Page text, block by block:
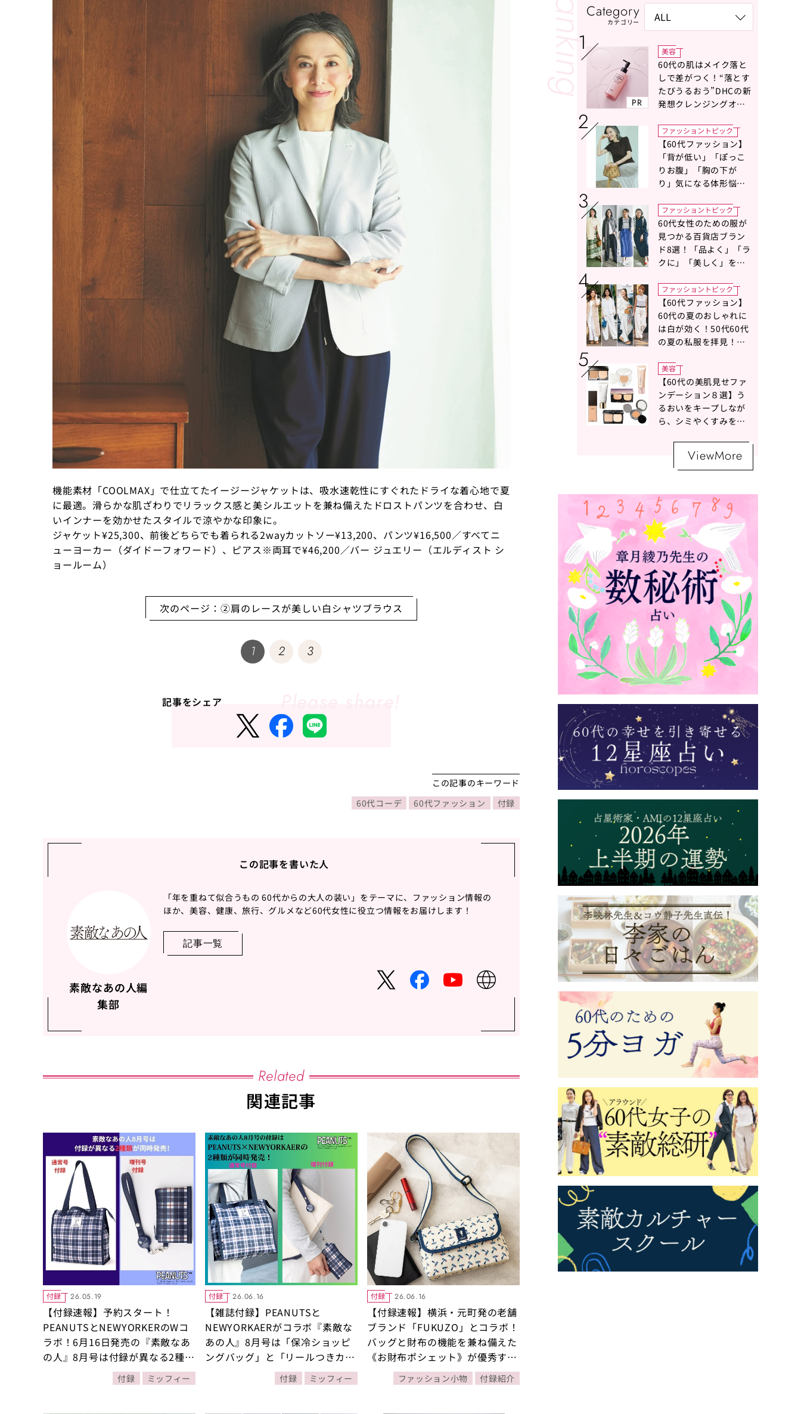
機能素材「COOLMAX」で仕立てたイージージャケットは、吸水速乾性にすぐれたドライな着心地で夏
に最適。滑らかな肌ざわりでリラックス感と美シルエットを兼ね備えたドロストパンツを合わせ、白
いインナーを効かせたスタイルで涼やかな印象に。
ジャケット¥25,300、前後どちらでも着られる2wayカットソー¥13,200、パンツ¥16,500／すべてニ
ューヨーカー（ダイドーフォワード）、ピアス※両耳で¥46,200／バー ジュエリー（エルディスト シ
ョールーム）
次のページ：②肩のレースが美しい白シャツブラウス
1 2 3
記事をシェア
この記事のキーワード
60代コーデ
60代ファッション 付録
この記事を書いた人
素敵なあの人編
集部
「年を重ねて似合うもの 60代からの大人の装い」をテーマに、ファッション情報の
ほか、美容、健康、旅行、グルメなど60代女性に役立つ情報をお届けします！
記事一覧
Related
関連記事
付録 26.05.19
【付録速報】予約スタート！
PEANUTSとNEWYORKERのWコ
ラボ！6月16日発売の『素敵なあ
の人』8月号は付録が異なる2種類
が登場【素敵なあの人2026年8月
付録 ミッフィー
付録 26.06.16
【雑誌付録】PEANUTSと
NEWYORKAERがコラボ『素敵な
あの人』8月号は「保冷ショッピ
ングバッグ」と「リールつきカー
ドケース」の2種類が発売！夏の
お出かけに便利です♪
付録 ミッフィー
付録 26.06.16
【付録速報】横浜・元町発の老舗
ブランド「FUKUZO」とコラボ！
バッグと財布の機能を兼ね備えた
《お財布ポシェット》が優秀すぎ
る！【素敵なあの人2026年9月号
付録】
ファッション小物 付録紹介
Category
カテゴリー
PR
美容
60代の肌はメイク落と
しで差がつく！“落とす
たびうるおう”DHCの新
発想クレンジングオイ
ファッショントピック
【60代ファッション】
「背が低い」「ぽっこ
りお腹」「胸の下が
り」気になる体形悩み
の選び方〉をスタイリ
スト地曳いく子さんが
アドバイス！
ファッショントピック
60代女性のための服が
見つかる百貨店ブラン
ド8選！「品よく」「ラ
クに」「美しく」を叶
ファッショントピック
【60代ファッション】
60代の夏のおしゃれに
は白が効く！50代60代
の夏の私服を拝見！白
の魔術】
美容
【60代の美肌見せファ
ンデーション８選】う
るおいをキープしなが
ら、シミやくすみをナ
ViewMore